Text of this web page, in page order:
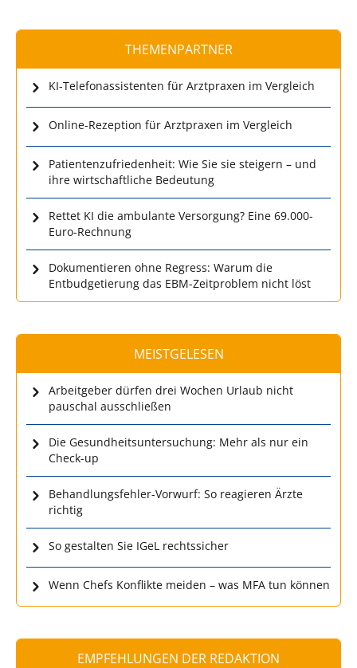
THEMENPARTNER
KI-Telefonassistenten für Arztpraxen im Vergleich
Online-Rezeption für Arztpraxen im Vergleich
Patientenzufriedenheit: Wie Sie sie steigern – und
ihre wirtschaftliche Bedeutung
Rettet KI die ambulante Versorgung? Eine 69.000-
Euro-Rechnung
Dokumentieren ohne Regress: Warum die
Entbudgetierung das EBM-Zeitproblem nicht löst
MEISTGELESEN
Arbeitgeber dürfen drei Wochen Urlaub nicht
pauschal ausschließen
Die Gesundheitsuntersuchung: Mehr als nur ein
Check-up
Behandlungsfehler-Vorwurf: So reagieren Ärzte
richtig
So gestalten Sie IGeL rechtssicher
Wenn Chefs Konflikte meiden – was MFA tun können
EMPFEHLUNGEN DER REDAKTION